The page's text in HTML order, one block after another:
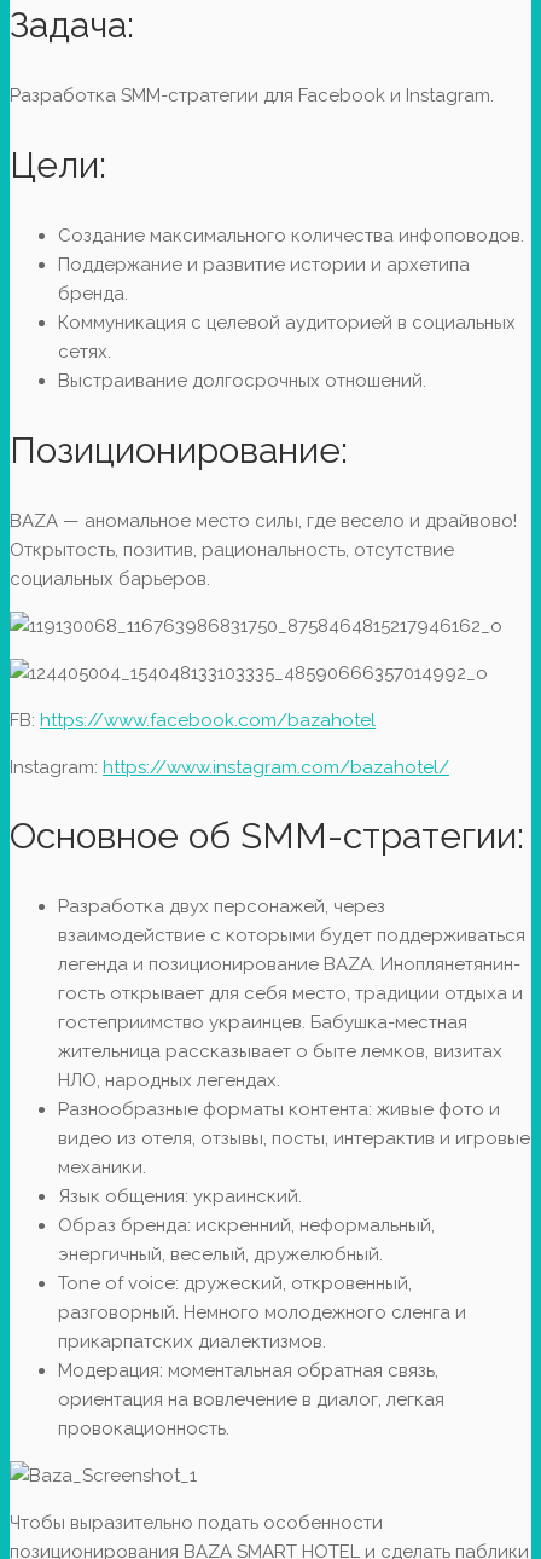
Задача:
Разработка SMM-стратегии для Facebook и Instagram.
Цели:
Создание максимального количества инфоповодов.
Поддержание и развитие истории и архетипа
бренда.
Коммуникация с целевой аудиторией в социальных
сетях.
Выстраивание долгосрочных отношений.
Позиционирование:
BAZA — аномальное место силы, где весело и драйвово!
Открытость, позитив, рациональность, отсутствие
социальных барьеров.
FB: https://www.facebook.com/bazahotel
Instagram: https://www.instagram.com/bazahotel/
Основное об SMM-стратегии:
Разработка двух персонажей, через
взаимодействие с которыми будет поддерживаться
легенда и позиционирование BAZA. Иноплянетянин-
гость открывает для себя место, традиции отдыха и
гостеприимство украинцев. Бабушка-местная
жительница рассказывает о быте лемков, визитах
НЛО, народных легендах.
Разнообразные форматы контента: живые фото и
видео из отеля, отзывы, посты, интерактив и игровые
механики.
Язык общения: украинский.
Образ бренда: искренний, неформальный,
энергичный, веселый, дружелюбный.
Tone of voice: дружеский, откровенный,
разговорный. Немного молодежного сленга и
прикарпатских диалектизмов.
Модерация: моментальная обратная связь,
ориентация на вовлечение в диалог, легкая
провокационность.
Чтобы выразительно подать особенности
позиционирования BAZA SMART HOTEL и сделать паблики